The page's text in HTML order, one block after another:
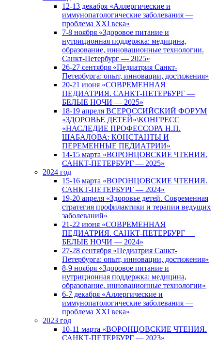
12-13 декабря «Аллергические и
иммунопатологические заболевания —
проблема XXI века»
7-8 ноября «Здоровое питание и
нутриционная поддержка: медицина,
образование, инновационные технологии.
Санкт-Петербург — 2025»
26-27 сентября «Педиатрия Санкт-
Петербурга: опыт, инновации, достижения»
20-21 июня «СОВРЕМЕННАЯ
ПЕДИАТРИЯ. САНКТ-ПЕТЕРБУРГ —
БЕЛЫЕ НОЧИ — 2025»
18-19 апреля ВСЕРОССИЙСКИЙ ФОРУМ
«ЗДОРОВЬЕ ДЕТЕЙ»\КОНГРЕСС
«НАСЛЕДИЕ ПРОФЕССОРА Н.П.
ШАБАЛОВА: КОНСТАНТЫ И
ПЕРЕМЕННЫЕ ПЕДИАТРИИ»
14-15 марта «ВОРОНЦОВСКИЕ ЧТЕНИЯ.
САНКТ-ПЕТЕРБУРГ — 2025»
2024 год
15-16 марта «ВОРОНЦОВСКИЕ ЧТЕНИЯ.
САНКТ-ПЕТЕРБУРГ — 2024»
19-20 апреля «Здоровье детей. Современная
стратегия профилактики и терапии ведущих
заболеваний»
21-22 июня «СОВРЕМЕННАЯ
ПЕДИАТРИЯ. САНКТ-ПЕТЕРБУРГ —
БЕЛЫЕ НОЧИ — 2024»
27-28 сентября «Педиатрия Санкт-
Петербурга: опыт, инновации, достижения»
8-9 ноября «Здоровое питание и
нутриционная поддержка: медицина,
образование, инновационные технологии»
6-7 декабря «Аллергические и
иммунопатологические заболевания —
проблема XXI века»
2023 год
10-11 марта «ВОРОНЦОВСКИЕ ЧТЕНИЯ.
САНКТ-ПЕТЕРБУРГ — 2023»